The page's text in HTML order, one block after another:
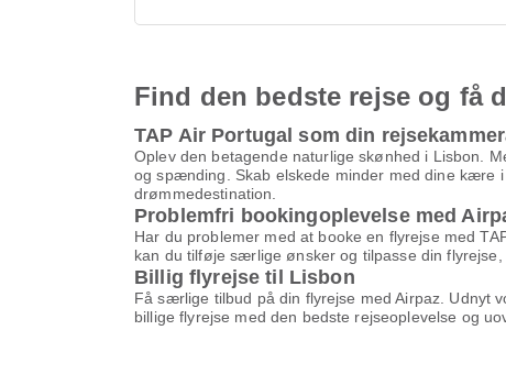
Find den bedste rejse og få
TAP Air Portugal som din
Oplev den betagende naturlige skønhed i Lisbon.
og spænding. Skab elskede minder med dine kære
drømmedestination.
Problemfri bookingoplevelse med
Har du problemer med at booke en flyrejse med
kan du tilføje særlige ønsker og tilpasse din
Billig flyrejse til Lisbon
Få særlige tilbud på din flyrejse med Airpaz.
billige flyrejse med den bedste rejseoplevelse og